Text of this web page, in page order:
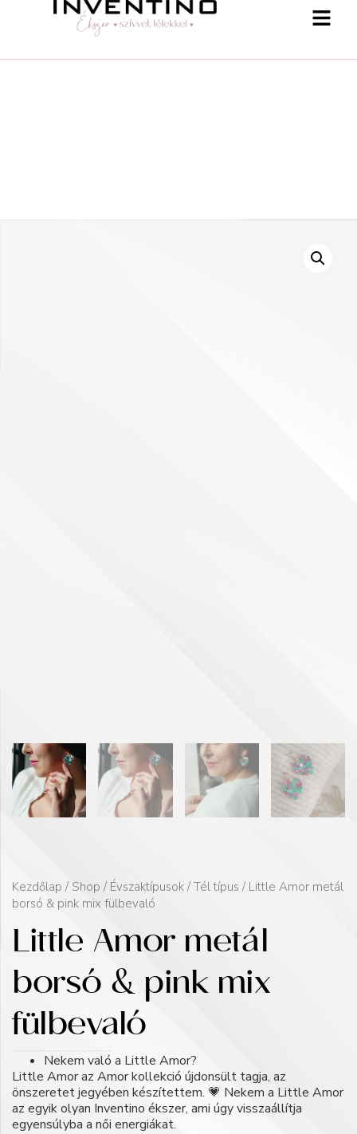
Kezdőlap / Shop / Évszaktípusok / Tél típus / Little Amor metál
borsó & pink mix fülbevaló
Little Amor metál
borsó & pink mix
fülbevaló
Nekem való a Little Amor?
Little Amor az Amor kollekció újdonsült tagja, az
önszeretet jegyében készítettem. 💗 Nekem a Little Amor
az egyik olyan Inventino ékszer, ami úgy visszaállítja
egyensúlyba a női energiákat.